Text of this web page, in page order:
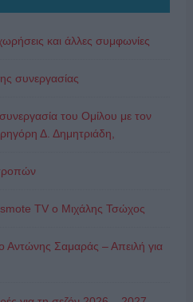
και άλλες συμφωνίες
συνεργασίας
του Ομίλου με τον
Δ. Δημητριάδη,
TV o Μιχάλης Τσώχος
Σαμαράς – Απειλή για